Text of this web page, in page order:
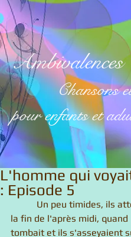
Ambivalences
Chansons et
pour enfants et
L'homme qui
: Episode 5
la fin de l'après midi, quand
tombait et ils s'asseyaient